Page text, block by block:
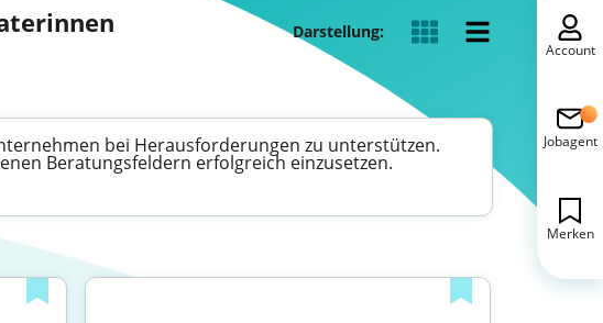
Darstellung:
bei Herausforderungen zu unterstützen.
Beratungsfeldern erfolgreich einzusetzen.
Account
Jobagent
Merken